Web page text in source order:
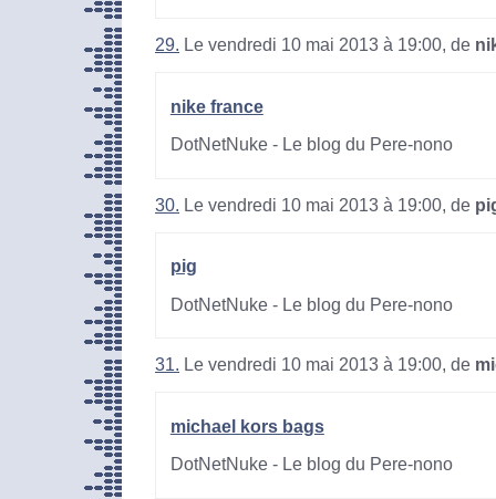
29. Le vendredi 10 mai 2013 à 19:00, de
nike france
DotNetNuke - Le blog du Pere-nono
30. Le vendredi 10 mai 2013 à 19:00, de
pig
DotNetNuke - Le blog du Pere-nono
31. Le vendredi 10 mai 2013 à 19:00, de
michael kors bags
DotNetNuke - Le blog du Pere-nono